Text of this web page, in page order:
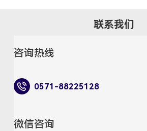
联系我们
咨询热线
0571-88225128
微信咨询